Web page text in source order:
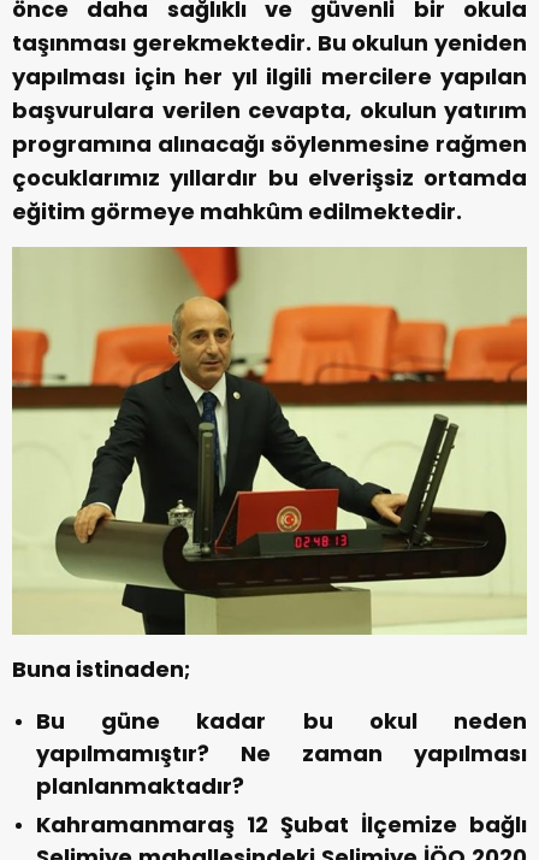
önce daha sağlıklı ve güvenli bir okula
taşınması gerekmektedir. Bu okulun yeniden
yapılması için her yıl ilgili mercilere yapılan
başvurulara verilen cevapta, okulun yatırım
programına alınacağı söylenmesine rağmen
çocuklarımız yıllardır bu elverişsiz ortamda
eğitim görmeye mahkûm edilmektedir.
Buna istinaden;
Bu güne kadar bu okul neden
yapılmamıştır? Ne zaman yapılması
planlanmaktadır?
Kahramanmaraş 12 Şubat İlçemize bağlı